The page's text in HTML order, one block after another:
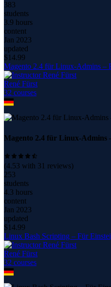
383
students
3.9 hours
content
Jan 2023
updated
$14.99
Magento 2.4 für Linux-Admins –
René Fürst
32 courses
Magento 2.4 für Linux-Admins
(4.53 with 31 reviews)
253
students
4.3 hours
content
Jan 2023
updated
$14.99
Linux Bash Scripting – Für
René Fürst
32 courses